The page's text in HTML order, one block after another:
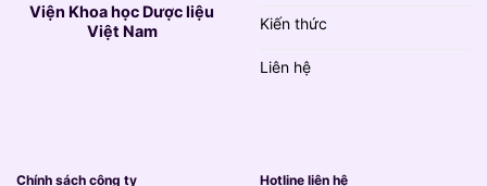
Viện Khoa học Dược liệu
Việt Nam
Kiến thức
Liên hệ
Chính sách công ty Hotline liên hệ